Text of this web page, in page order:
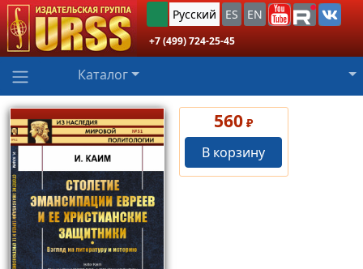
Русский ES EN
+7 (499) 724-25-45
Каталог
560 ₽
В корзину